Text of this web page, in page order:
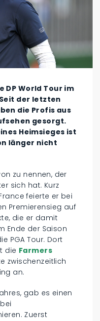
DP World Tour im
der letzten
die Profis aus
gesorgt.
Heimsieges ist
länger nicht
zu nennen, der
sich hat. Kurz
feierte er bei
Premierensieg auf
die er damit
Ende der Saison
PGA Tour. Dort
die Farmers
zwischenzeitlich
an.
gab es einen
Zuerst